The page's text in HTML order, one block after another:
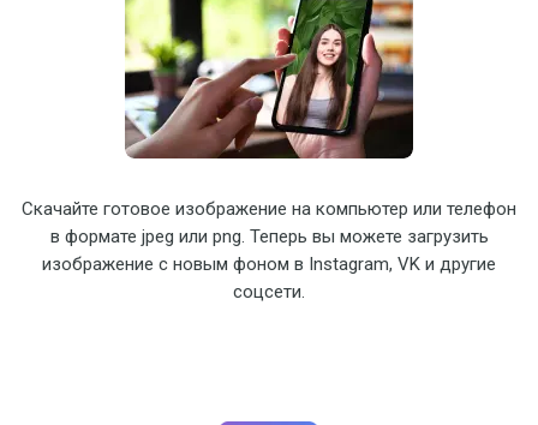
Скачайте готовое изображение на компьютер или телефон
в формате jpeg или png. Теперь вы можете загрузить
изображение с новым фоном в Instagram, VK и другие
соцсети.